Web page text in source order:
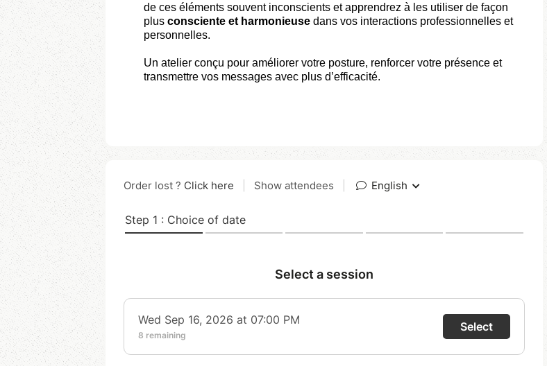
de ces éléments souvent inconscients et apprendrez à les utiliser de façon
plus consciente et harmonieuse dans vos interactions professionnelles et
personnelles.
Un atelier conçu pour améliorer votre posture, renforcer votre présence et
transmettre vos messages avec plus d’efficacité.